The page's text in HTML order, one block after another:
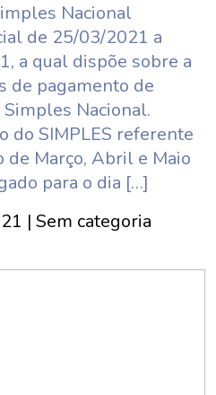
Nacional
de 25/03/2021 a
a qual dispõe sobre a
de pagamento de
Nacional.
do SIMPLES referente
de Março, Abril e Maio
para o dia […]
| Sem categoria